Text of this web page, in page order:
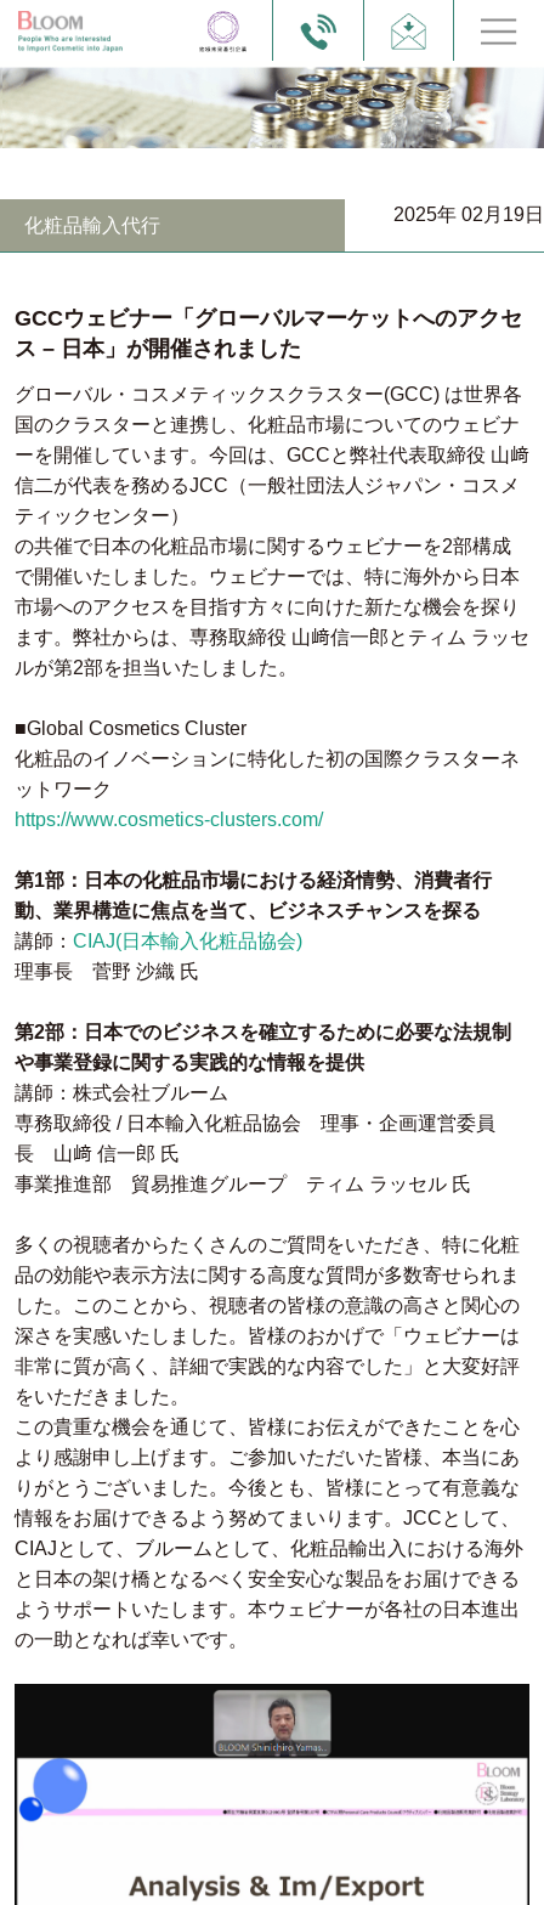
化粧品輸入代行
2025年 02月19日
GCCウェビナー「グローバルマーケットへのアクセ
ス – 日本」が開催されました
グローバル・コスメティックスクラスター(GCC) は世界各
国のクラスターと連携し、化粧品市場についてのウェビナ
ーを開催しています。今回は、GCCと弊社代表取締役 山﨑
信二が代表を務めるJCC（一般社団法人ジャパン・コスメ
ティックセンター）
の共催で日本の化粧品市場に関するウェビナーを2部構成
で開催いたしました。ウェビナーでは、特に海外から日本
市場へのアクセスを目指す方々に向けた新たな機会を探り
ます。弊社からは、専務取締役 山﨑信一郎とティム ラッセ
ルが第2部を担当いたしました。
■Global Cosmetics Cluster
化粧品のイノベーションに特化した初の国際クラスターネ
ットワーク
https://www.cosmetics-clusters.com/
第1部：日本の化粧品市場における経済情勢、消費者行
動、業界構造に焦点を当て、ビジネスチャンスを探る
講師： CIAJ(日本輸入化粧品協会)
理事長 菅野 沙織 氏
第2部：日本でのビジネスを確立するために必要な法規制
や事業登録に関する実践的な情報を提供
講師：株式会社ブルーム
専務取締役 / 日本輸入化粧品協会 理事・企画運営委員
長 山﨑 信一郎 氏
事業推進部 貿易推進グループ ティム ラッセル 氏
多くの視聴者からたくさんのご質問をいただき、特に化粧
品の効能や表示方法に関する高度な質問が多数寄せられま
した。このことから、視聴者の皆様の意識の高さと関心の
深さを実感いたしました。皆様のおかげで「ウェビナーは
非常に質が高く、詳細で実践的な内容でした」と大変好評
をいただきました。
この貴重な機会を通じて、皆様にお伝えができたことを心
より感謝申し上げます。ご参加いただいた皆様、本当にあ
りがとうございました。今後とも、皆様にとって有意義な
情報をお届けできるよう努めてまいります。JCCとして、
CIAJとして、ブルームとして、化粧品輸出入における海外
と日本の架け橋となるべく安全安心な製品をお届けできる
ようサポートいたします。本ウェビナーが各社の日本進出
の一助となれば幸いです。